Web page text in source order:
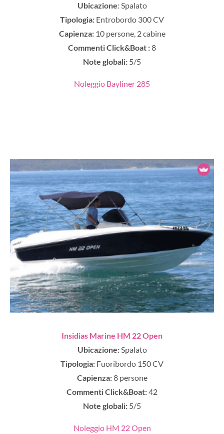
Ubicazione: Spalato
Tipologia: Entrobordo 300 CV
Capienza: 10 persone, 2 cabine
Commenti Click&Boat :8
Note globali: 5/5
Noleggio Bayliner 285
Insidias Marine HM 22 Open
Ubicazione:Spalato
Tipologia: Fuoribordo 150 CV
Capienza:8 persone
Commenti Click&Boat:42
Note globali: 5/5
Noleggio HM 22 Open